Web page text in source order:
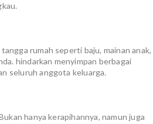
rumah seperti baju, mainan anak,
hindarkan menyimpan berbagai
seluruh anggota keluarga.
hanya kerapihannya, namun juga